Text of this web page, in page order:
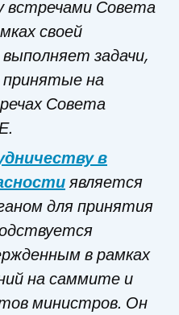
встречами Совета
своей
задачи,
на
Совета
в
является
для принятия
в рамках
на саммите и
министров. Он